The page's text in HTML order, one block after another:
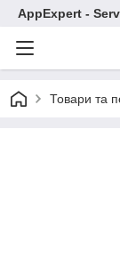
AppExpert -
Товари та